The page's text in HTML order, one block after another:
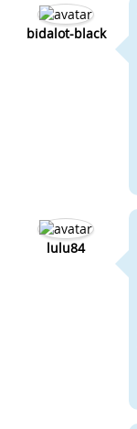
bidalot-black
lulu84